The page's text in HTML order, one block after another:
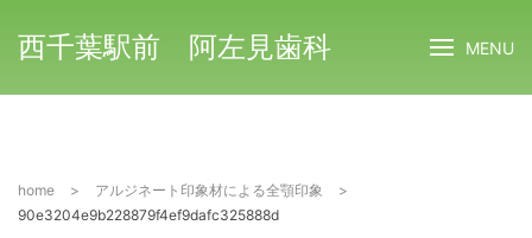
西千葉駅前 阿左見歯科 MENU
home > アルジネート印象材による全顎印象
>
90e3204e9b228879f4ef9dafc325888d